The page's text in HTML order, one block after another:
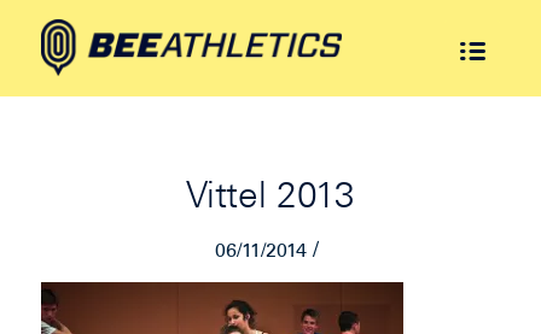
Vittel 2013
06/11/2014 /